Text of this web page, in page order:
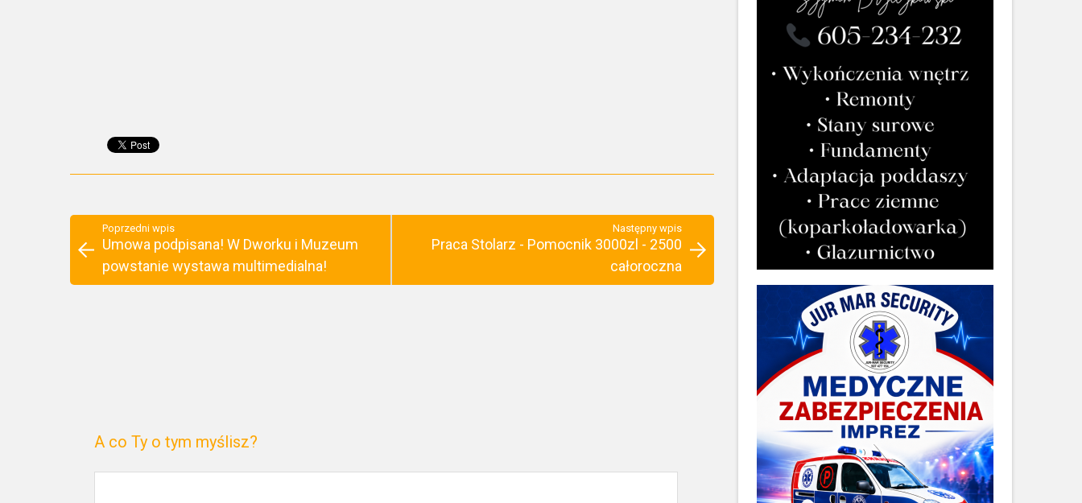
Poprzedni wpis
Umowa podpisana! W Dworku i Muzeum
powstanie wystawa multimedialna!
Następny wpis
Praca Stolarz - Pomocnik 3000zl - 2500
całoroczna
A co Ty o tym myślisz?